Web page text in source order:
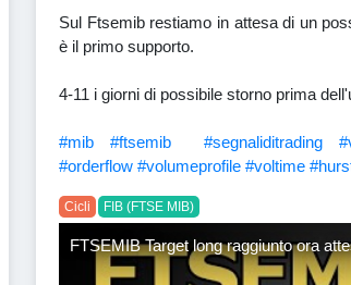
Sul Ftsemib restiamo in attesa di un
è il primo supporto.
4-11 i giorni di possibile storno prima
#mib #ftsemib #segnaliditrading
#orderflow #volumeprofile #voltime
Cicli FIB (FTSE MIB)
FTSEMIB Target long raggiunto ora